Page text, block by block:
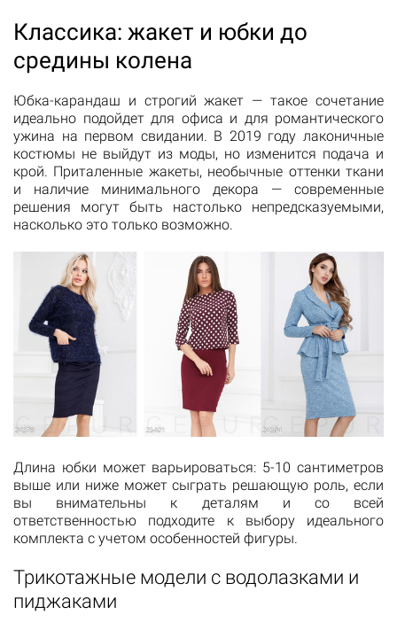
Классика: жакет и юбки до
средины колена
Юбка-карандаш и строгий жакет — такое сочетание
идеально подойдет для офиса и для романтического
ужина на первом свидании. В 2019 году лаконичные
костюмы не выйдут из моды, но изменится подача и
крой. Приталенные жакеты, необычные оттенки ткани
и наличие минимального декора — современные
решения могут быть настолько непредсказуемыми,
насколько это только возможно.
Длина юбки может варьироваться: 5-10 сантиметров
выше или ниже может сыграть решающую роль, если
вы внимательны к деталям и со всей
ответственностью подходите к выбору идеального
комплекта с учетом особенностей фигуры.
Трикотажные модели с водолазками и
пиджаками